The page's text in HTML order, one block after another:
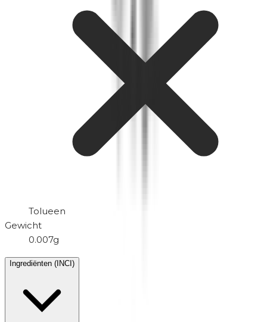
Tolueen
Gewicht
0.007g
Ingrediënten (INCI)